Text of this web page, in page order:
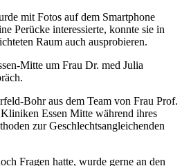
mit Fotos auf dem Smartphone
Perücke interessierte, konnte sie in
Raum auch ausprobieren.
Mitte um Frau Dr. med Julia
Bohr aus dem Team von Frau Prof.
Essen Mitte während ihres
zur Geschlechtsangleichenden
Fragen hatte, wurde gerne an den